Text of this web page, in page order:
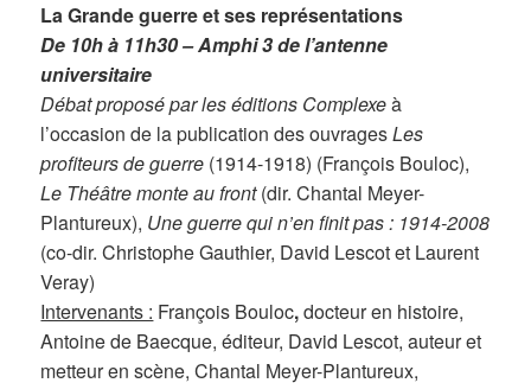
La Grande guerre et ses représentations
De 10h à 11h30 – Amphi 3 de l’antenne
universitaire
Débat proposé par les éditions Complexeà
l’occasion de la publication des ouvragesLes
profiteurs de guerre (1914-1918) (François Bouloc),
Le Théâtre monte au front(dir. Chantal Meyer-
Plantureux), Une guerre qui n’en finit pas : 1914-2008
(co-dir. Christophe Gauthier, David Lescot et Laurent
Veray)
Intervenants : François Bouloc,docteur en histoire,
Antoine de Baecque, éditeur, David Lescot, auteur et
metteur en scène, Chantal Meyer-Plantureux,